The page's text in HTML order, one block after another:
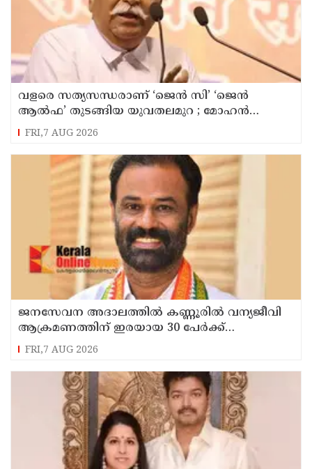
വളരെ സത്യസന്ധരാണ് ‘ജെൻ സി’ ‘ജെൻ
ആൽഫ’ തുടങ്ങിയ യുവതലമുറ ; മോഹൻ
ഭാഗവത്
FRI,7 AUG 2026
ജനസേവന അദാലത്തിൽ കണ്ണൂരിൽ വന്യജീവി
ആക്രമണത്തിന് ഇരയായ 30 പേർക്ക്
സഹായധനം അനുവദിച്ചു
FRI,7 AUG 2026